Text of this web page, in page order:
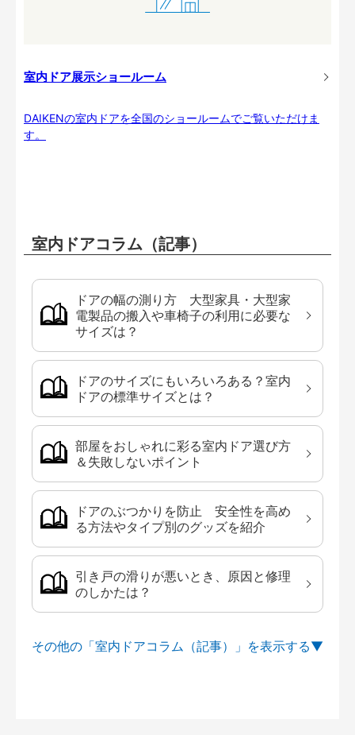
室内ドア展示ショールーム
DAIKENの室内ドアを全国のショールームでご覧いただけま
す。
室内ドアコラム（記事）
ドアの幅の測り方 大型家具・大型家
電製品の搬入や車椅子の利用に必要な
サイズは？
ドアのサイズにもいろいろある？室内
ドアの標準サイズとは？
部屋をおしゃれに彩る室内ドア選び方
＆失敗しないポイント
ドアのぶつかりを防止 安全性を高め
る方法やタイプ別のグッズを紹介
引き戸の滑りが悪いとき、原因と修理
のしかたは？
その他の「室内ドアコラム（記事）」を